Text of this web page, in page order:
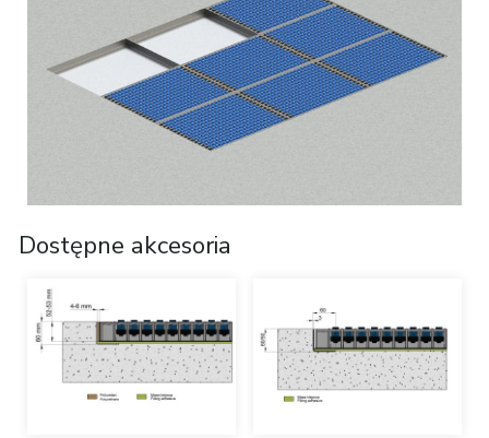
Dostępne akcesoria